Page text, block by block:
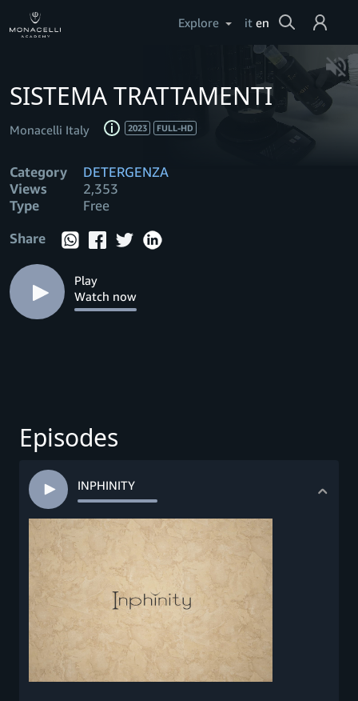
Explore it en Cerca
Login
Help
SISTEMA TRATTAMENTI
Monacelli Italy 2023 FULL-HD
Category
DETERGENZA
Views
2,353
Type
Free
Share
Play
Watch now
Episodes
INPHINITY